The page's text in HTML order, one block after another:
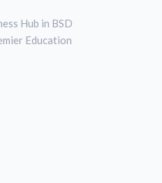
Hub in BSD
Education